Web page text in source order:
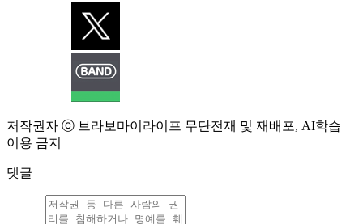
저작권자 ⓒ 브라보마이라이프 무단전재 및 재배포, AI학습
이용 금지
댓글